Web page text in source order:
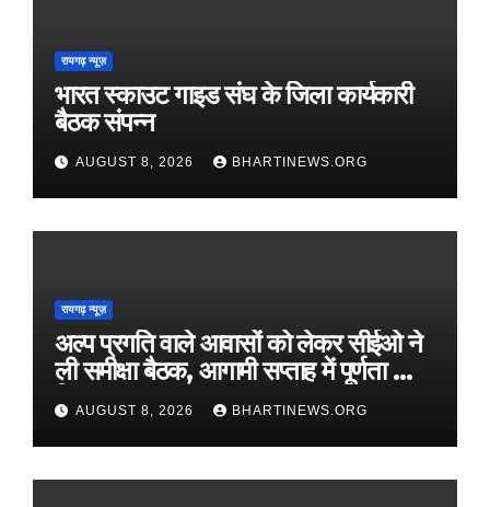
रायगढ़ न्यूज़
भारत स्काउट गाइड संघ के जिला कार्यकारी
बैठक संपन्न
AUGUST 8, 2026 BHARTINEWS.ORG
रायगढ़ न्यूज़
अल्प प्रगति वाले आवासों को लेकर सीईओ ने
ली समीक्षा बैठक, आगामी सप्ताह में पूर्णता का
दिया लक्ष्य
AUGUST 8, 2026 BHARTINEWS.ORG